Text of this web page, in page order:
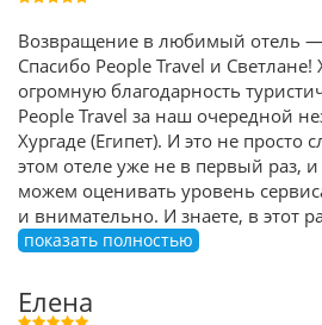
Возвращение в любимый отель
Спасибо People Travel и
огромную благодарность
People Travel за наш очередной
Хургаде (Египет). И это не
этом отеле уже не в первый раз,
можем оценивать уровень
и внимательно. И знаете, в этот
показать полностью
Елена